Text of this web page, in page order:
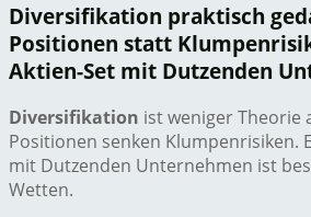
Diversifikation praktisch
Positionen statt
Aktien-Set mit Dutzenden
Diversifikation ist weniger Theorie
Positionen senken Klumpenrisiken.
mit Dutzenden Unternehmen ist
Wetten.